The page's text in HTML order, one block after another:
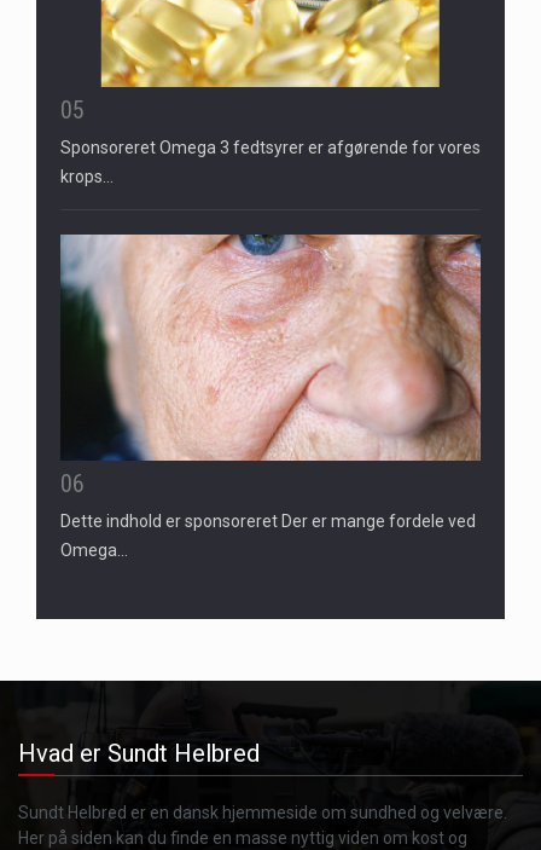
05
Sponsoreret Omega 3 fedtsyrer er afgørende for vores
krops…
06
Dette indhold er sponsoreret Der er mange fordele ved
Omega…
Hvad er Sundt Helbred
Sundt Helbred er en dansk hjemmeside om sundhed og velvære.
Her på siden kan du finde en masse nyttig viden om kost og